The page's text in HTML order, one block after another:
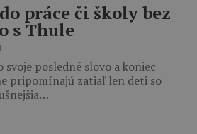
práce či školy bez
s Thule
posledné slovo a koniec
pripomínajú zatiaľ len deti so